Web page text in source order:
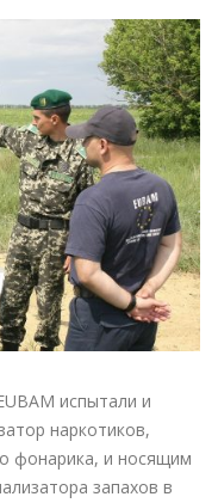
испытали и
наркотиков,
фонарика, и носящим
запахов в